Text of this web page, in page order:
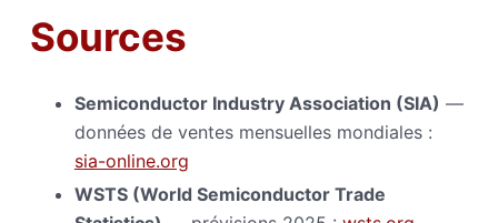
Sources
Semiconductor Industry Association (SIA) —
données de ventes mensuelles mondiales :
sia-online.org
WSTS (World Semiconductor Trade